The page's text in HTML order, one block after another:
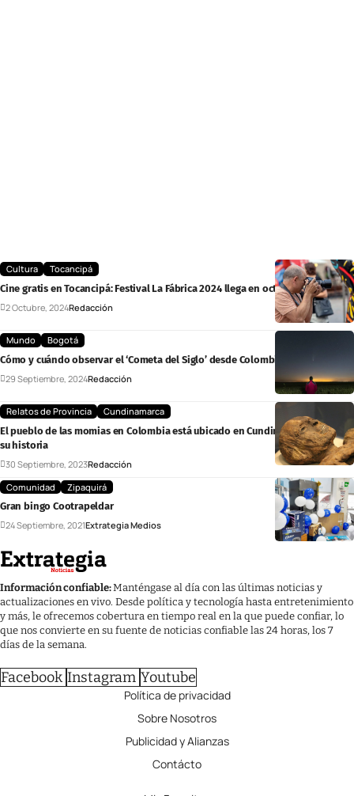
Cultura
Tocancipá
Cine gratis en Tocancipá: Festival La Fábrica 2024 llega en octubre
2 Octubre, 2024Redacción
Mundo
Bogotá
Cómo y cuándo observar el ‘Cometa del Siglo’ desde Colombia este octubre
29 Septiembre, 2024Redacción
Relatos de Provincia
Cundinamarca
El pueblo de las momias en Colombia está ubicado en Cundinamarca y está es
su historia
30 Septiembre, 2023Redacción
Comunidad
Zipaquirá
Gran bingo Cootrapeldar
24 Septiembre, 2021Extrategia Medios
Información confiable:Manténgase al día con las últimas noticias y
actualizaciones en vivo. Desde política y tecnología hasta entretenimiento
y más, le ofrecemos cobertura en tiempo real en la que puede confiar, lo
que nos convierte en su fuente de noticias confiable las 24 horas, los 7
días de la semana.
Facebook Instagram Youtube
Política de privacidad
Sobre Nosotros
Publicidad y Alianzas
Contácto